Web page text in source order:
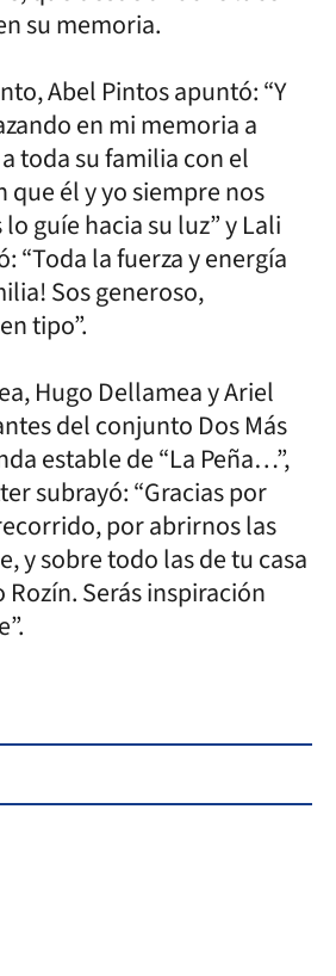
su memoria.
Abel Pintos apuntó: “Y
en mi memoria a
toda su familia con el
que él y yo siempre nos
guíe hacia su luz” y Lali
“Toda la fuerza y energía
Sos generoso,
tipo”.
Hugo Dellamea y Ariel
del conjunto Dos Más
estable de “La Peña…”,
subrayó: “Gracias por
por abrirnos las
y sobre todo las de tu casa
Serás inspiración